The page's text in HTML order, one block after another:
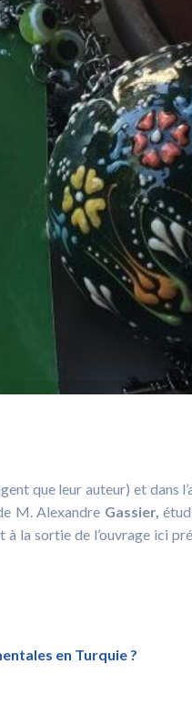
que leur auteur) et dans
M. Alexandre Gassier,
la sortie de l’ouvrage ici
en Turquie ?